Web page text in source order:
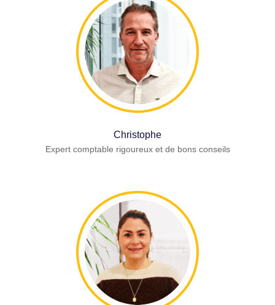
Christophe
Expert comptable rigoureux et de bons conseils